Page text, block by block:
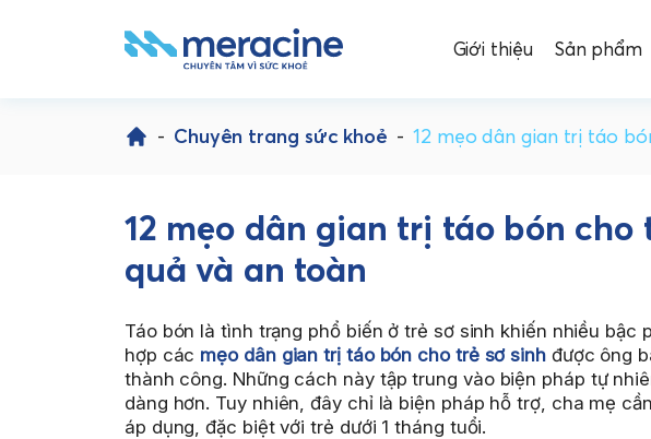
Giới thiệu Sản phẩm
- Chuyên trang sức khoẻ - 12 mẹo dân gian trị táo
12 mẹo dân gian trị táo bón cho
quả và an toàn
Táo bón là tình trạng phổ biến ở trẻ sơ sinh khiến nhiều bậc
hợp các mẹo dân gian trị táo bón cho trẻ sơ sinhđược ông
thành công. Những cách này tập trung vào biện pháp tự
dàng hơn. Tuy nhiên, đây chỉ là biện pháp hỗ trợ, cha mẹ
áp dụng, đặc biệt với trẻ dưới 1 tháng tuổi.